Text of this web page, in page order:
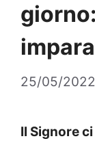
25/05/2022
Il Signore